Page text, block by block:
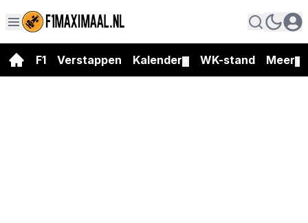
F1 Verstappen Kalender WK-stand Meer